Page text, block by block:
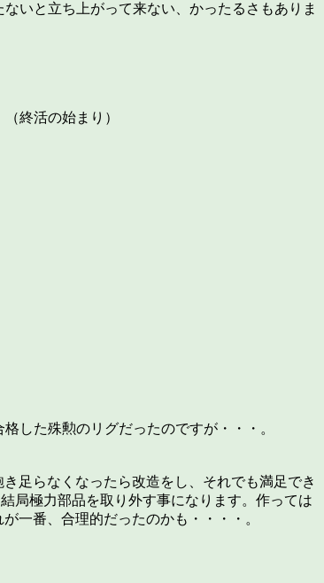
いと立ち上がって来ない、かったるさもありま
終活の始まり）
した殊勲のリグだったのですが・・・。
足らなくなったら改造をし、それでも満足でき
局極力部品を取り外す事になります。作っては
一番、合理的だったのかも・・・・。